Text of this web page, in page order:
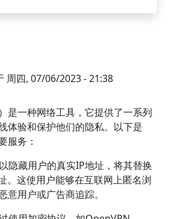
周四, 07/06/2023 - 21:38
是一种网络工具，它提供了一系列
体验和保护他们的隐私。以下是
服务：
隐藏用户的真实IP地址，将其替换
。这使用户能够在互联网上匿名浏
意用户或广告商追踪。